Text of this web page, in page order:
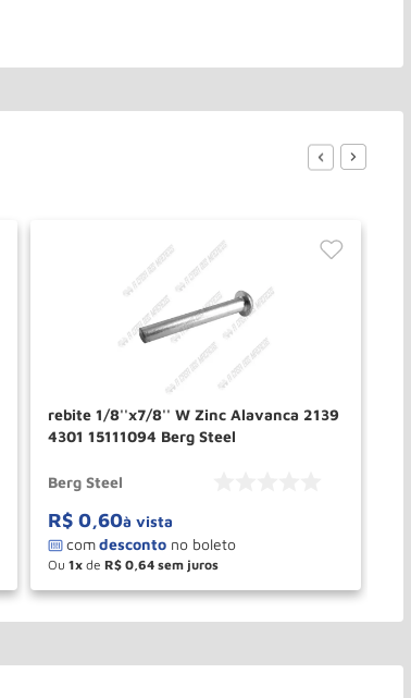
rebite 1/8''x7/8'' W Zinc Alavanca 2139
4301 15111094 Berg Steel
Berg Steel
R$ 0,60à vista
Ou 1 de R$ 0 64
＋
－ COMPRAR